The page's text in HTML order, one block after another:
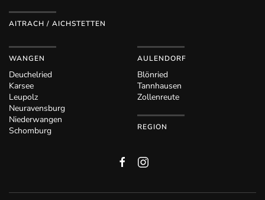
AITRACH / AICHSTETTEN
WANGEN
Deuchelried
Karsee
Leupolz
Neuravensburg
Niederwangen
Schomburg
AULENDORF
Blönried
Tannhausen
Zollenreute
REGION